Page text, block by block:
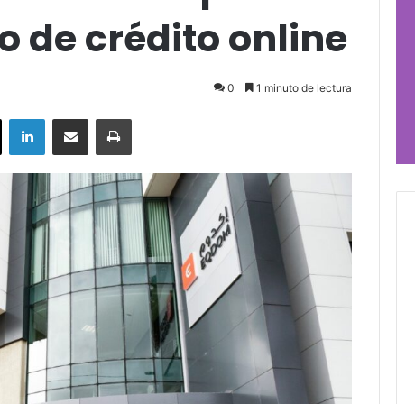
de crédito online
0 1 minuto de lectura
X LinkedInCompartir por correo electrónicoImprimir